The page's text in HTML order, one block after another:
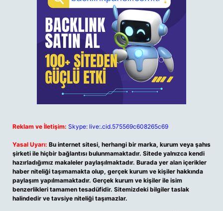
Reklam ve İletişim: Skype: live:.cid.575569c608265c69
Yasal Uyarı: Bu internet sitesi, herhangi bir marka, kurum veya şahıs
şirketi ile hiçbir bağlantısı bulunmamaktadır. Sitede yalnızca kendi
hazırladığımız makaleler paylaşılmaktadır. Burada yer alan içerikler
haber niteliği taşımamakta olup, gerçek kurum ve kişiler hakkında
paylaşım yapılmamaktadır. Gerçek kurum ve kişiler ile isim
benzerlikleri tamamen tesadüfidir. Sitemizdeki bilgiler taslak
halindedir ve tavsiye niteliği taşımazlar.